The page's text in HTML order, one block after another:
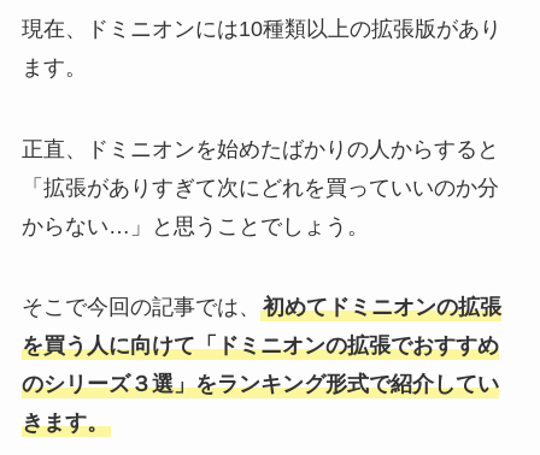
現在、ドミニオンには10種類以上の拡張版があり
ます。
正直、ドミニオンを始めたばかりの人からすると
「拡張がありすぎて次にどれを買っていいのか分
からない…」と思うことでしょう。
そこで今回の記事では、 初めてドミニオンの拡張
を買う人に向けて「ドミニオンの拡張でおすすめ
のシリーズ３選」をランキング形式で紹介してい
きます。